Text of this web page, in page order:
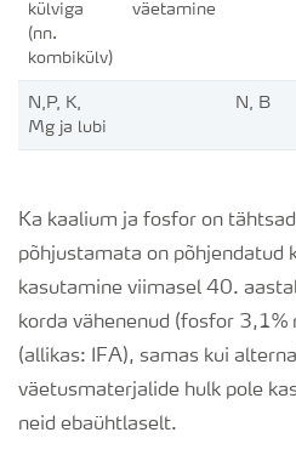
külviga
(nn.
kombikülv)
väetamine
N,P, K,
Mg ja lubi
N, B
Ka kaalium ja fosfor on
põhjustamata on põhjendatud
kasutamine viimasel 40.
korda vähenenud (fosfor 3,1%
(allikas: IFA), samas kui
väetusmaterjalide hulk pole
neid ebaühtlaselt.